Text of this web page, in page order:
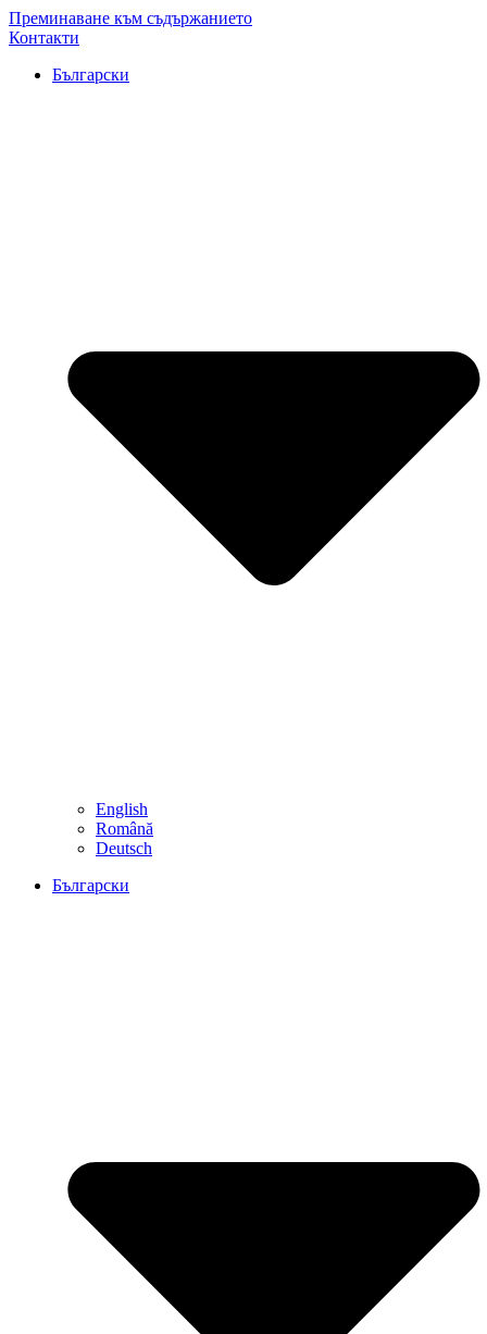
Преминаване към съдържанието
Контакти
Български
English
Română
Deutsch
Български